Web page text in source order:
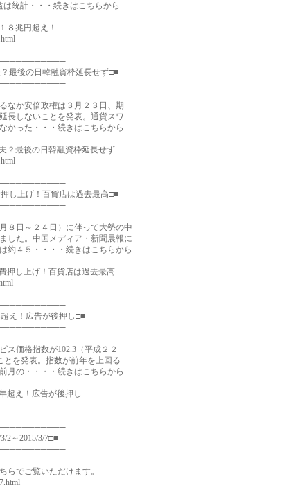
統計・・・続きはこちらから
８兆円超え！
最後の日韓融資枠延長せず□■
なか安倍政権は３月２３日、期
長しないことを発表。通貨スワ
かった・・・続きはこちらから
？最後の日韓融資枠延長せず
し上げ！百貨店は過去最高□■
８日～２４日）に伴って大勢の中
した。中国メディア・新聞晨報に
約４５・・・・続きはこちらから
押し上げ！百貨店は過去最高
え！広告が後押し□■
価格指数が102.3（平成２２
を発表。指数が前年を上回る
月の・・・・続きはこちらから
超え！広告が後押し
2～2015/3/7□■
でご覧いただけます。